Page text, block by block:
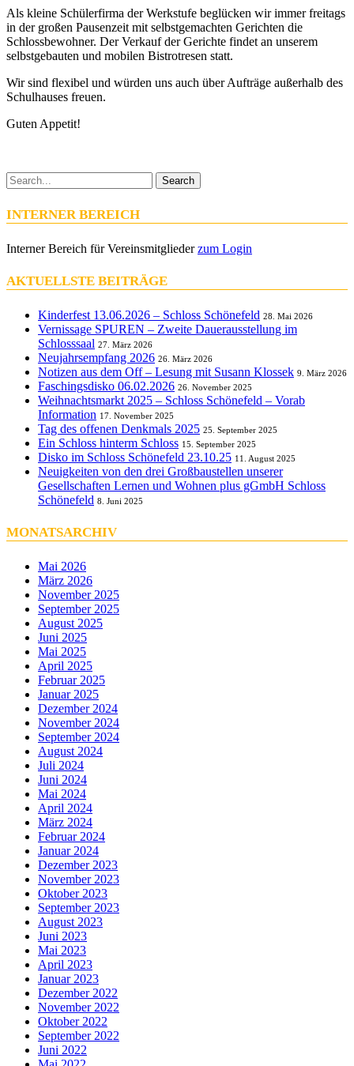
Als kleine Schülerfirma der Werkstufe beglücken wir immer freitags
in der großen Pausenzeit mit selbstgemachten Gerichten die
Schlossbewohner. Der Verkauf der Gerichte findet an unserem
selbstgebauten und mobilen Bistrotresen statt.
Wir sind flexibel und würden uns auch über Aufträge außerhalb des
Schulhauses freuen.
Guten Appetit!
Search
INTERNER BEREICH
Interner Bereich für Vereinsmitgliederzum Login
AKTUELLSTE BEITRÄGE
Kinderfest 13.06.2026 – Schloss Schönefeld 28. Mai 2026
Vernissage SPUREN – Zweite Dauerausstellung im
Schlosssaal 27. März 2026
Neujahrsempfang 2026 26. März 2026
Notizen aus dem Off – Lesung mit Susann Klossek 9. März 2026
Faschingsdisko 06.02.2026 26. November 2025
Weihnachtsmarkt 2025 – Schloss Schönefeld – Vorab
Information 17. November 2025
Tag des offenen Denkmals 2025 25. September 2025
Ein Schloss hinterm Schloss 15. September 2025
Disko im Schloss Schönefeld 23.10.25 11. August 2025
Neuigkeiten von den drei Großbaustellen unserer
Gesellschaften Lernen und Wohnen plus gGmbH Schloss
Schönefeld 8. Juni 2025
MONATSARCHIV
Mai 2026
März 2026
November 2025
September 2025
August 2025
Juni 2025
Mai 2025
April 2025
Februar 2025
Januar 2025
Dezember 2024
November 2024
September 2024
August 2024
Juli 2024
Juni 2024
Mai 2024
April 2024
März 2024
Februar 2024
Januar 2024
Dezember 2023
November 2023
Oktober 2023
September 2023
August 2023
Juni 2023
Mai 2023
April 2023
Januar 2023
Dezember 2022
November 2022
Oktober 2022
September 2022
Juni 2022